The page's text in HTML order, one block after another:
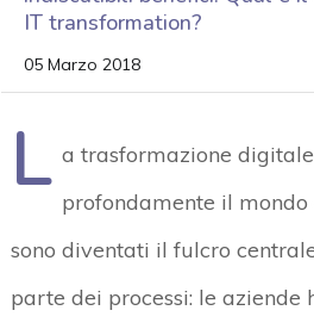
IT transformation?
05 Marzo 2018
L a trasformazione
profondamente il mondo
sono diventati il fulcro
parte dei processi: le aziende